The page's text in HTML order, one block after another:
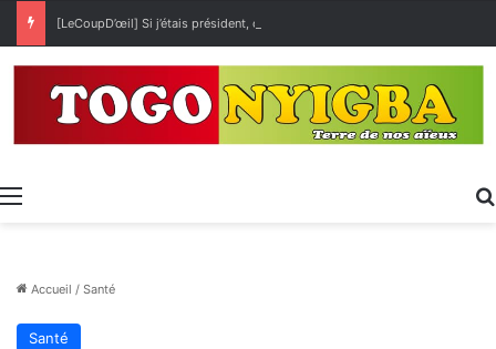
[LeCoupD’œil] Si j’étais président, ce que je ferai des « Évalas »
Menu
Accueil / Santé
Santé